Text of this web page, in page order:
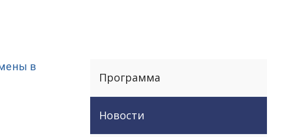
в
Программа
Новости